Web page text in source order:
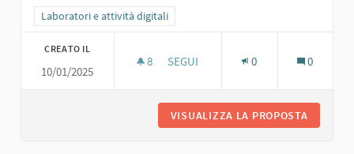
Filtra i risultati per categoria: Laboratori e attività digitali
Laboratori e attività digitali
CREATO IL
10/01/2025
8 8 SOSTENITORI
SEGUI 0 0
VISUALIZZA LA PROPOSTA